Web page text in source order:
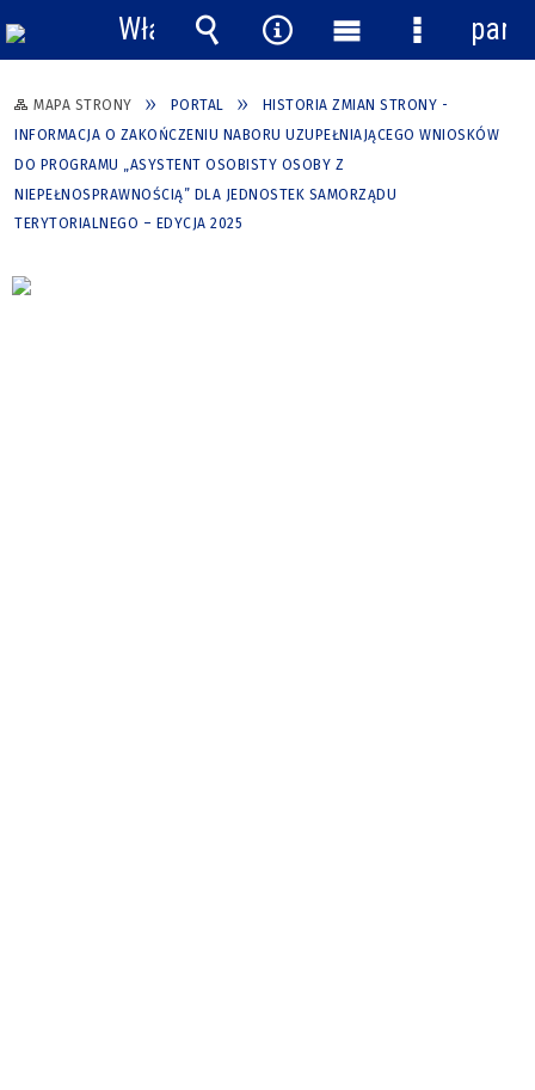
MAPA STRONY PORTAL
HISTORIA ZMIAN STRONY -
INFORMACJA O ZAKOŃCZENIU NABORU UZUPEŁNIAJĄCEGO WNIOSKÓW
DO PROGRAMU „ASYSTENT OSOBISTY OSOBY Z
NIEPEŁNOSPRAWNOŚCIĄ” DLA JEDNOSTEK SAMORZĄDU
TERYTORIALNEGO – EDYCJA 2025
Włącz
powiadomienia
Wyszukiwarka
Narzędzia
Menu
główne
Menu
panel